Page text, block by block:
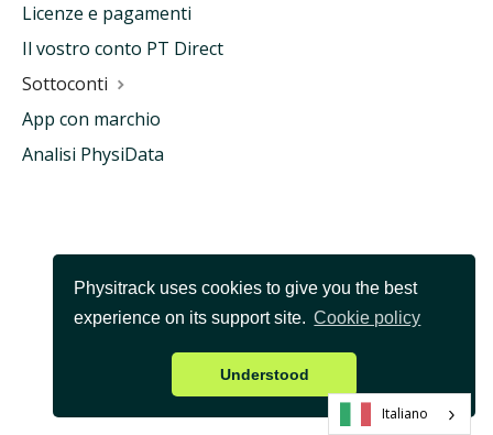
Physitrack uses cookies to give you the best
experience on its support site. Cookie policy
Understood
Licenze e pagamenti
Il vostro conto PT Direct
Sottoconti
App con marchio
Analisi PhysiData
Italiano